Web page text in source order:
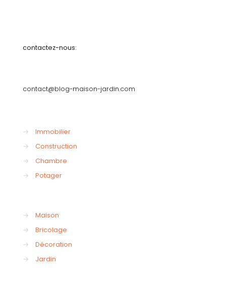
contactez-nous:
contact@blog-maison-jardin.com
→
Immobilier
→
Construction
→
Chambre
→
Potager
→
Maison
→
Bricolage
→
Décoration
→
Jardin